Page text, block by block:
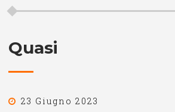
Quasi
23 Giugno 2023